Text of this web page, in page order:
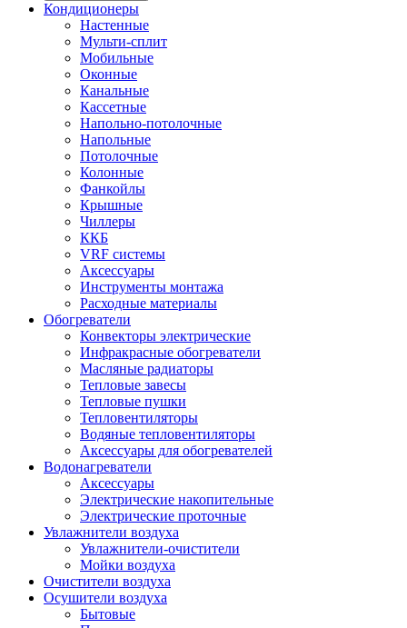
Кондиционеры
Настенные
Мульти-сплит
Мобильные
Оконные
Канальные
Кассетные
Напольно-потолочные
Напольные
Потолочные
Колонные
Фанкойлы
Крышные
Чиллеры
ККБ
VRF системы
Аксессуары
Инструменты монтажа
Расходные материалы
Обогреватели
Конвекторы электрические
Инфракрасные обогреватели
Масляные радиаторы
Тепловые завесы
Тепловые пушки
Тепловентиляторы
Водяные тепловентиляторы
Аксессуары для обогревателей
Водонагреватели
Аксессуары
Электрические накопительные
Электрические проточные
Увлажнители воздуха
Увлажнители-очистители
Мойки воздуха
Очистители воздуха
Осушители воздуха
Бытовые